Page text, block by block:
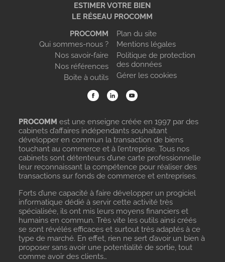
ESTIMER VOTRE BIEN
LE RÉSEAU PROCOMM
PROCOMM
Qui sommes-nous ?
Nos savoir-faire
Nos références
Boite à outils
Plan du site
Mentions légales
Politique de protection
des données
Gérer les cookies
PROCOMM est une enseigne créée en 1997 par des
cabinets d’affaires indépendants souhaitant
développer en commun la transaction de biens
touchant au commerce et à l’entreprise. Tous nos
cabinets sont détenteurs d’une carte professionnelle
leur reconnaissant la compétence pour réaliser des
transactions sur fonds de commerce et entreprises.
Forts d’une capacité à faire développer un progiciel
informatique dédié à servir cette activité très
spécialisée, ils ont mis leurs moyens financiers et
humains en commun. Très vite les outils ainsi créés
se sont révélés efficaces et surtout très adaptés à ce
type de marché. En effet, rien ne sert d’avoir un bien à
proposer sans avoir une potentialité de sortie, tout
comme avoir des clients…